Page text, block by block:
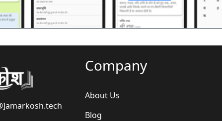
Company
About Us
Blog